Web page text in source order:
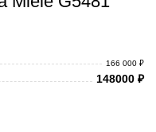
166 000 ₽
148000 ₽